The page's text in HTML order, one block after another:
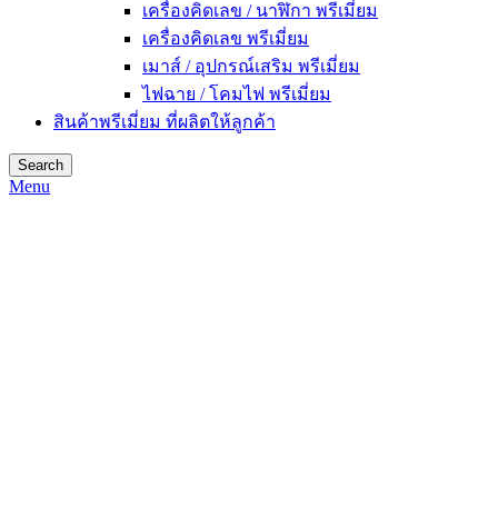
เครื่องคิดเลข / นาฬิกา พรีเมี่ยม
เครื่องคิดเลข พรีเมี่ยม
เมาส์ / อุปกรณ์เสริม พรีเมี่ยม
ไฟฉาย / โคมไฟ พรีเมี่ยม
สินค้าพรีเมี่ยม ที่ผลิตให้ลูกค้า
Search
Menu